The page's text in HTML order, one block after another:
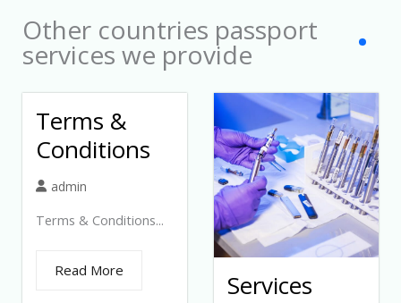
Other countries passport
services we provide
Terms &
Conditions
admin
Terms & Conditions...
Read More Services